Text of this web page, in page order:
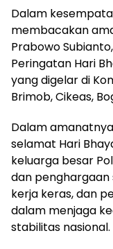
Dalam
membacakan
Prabowo
Peringatan Hari
yang digelar di
Brimob, Cikeas,
Dalam
selamat Hari
keluarga besar
dan penghargaan
kerja keras, dan
dalam menjaga
stabilitas nasional.